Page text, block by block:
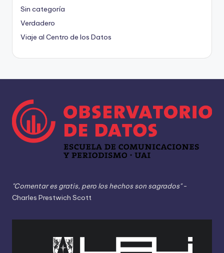
Sin categoría
Verdadero
Viaje al Centro de los Datos
"Comentar es gratis, pero los hechos son sagrados"-
Charles Prestwich Scott